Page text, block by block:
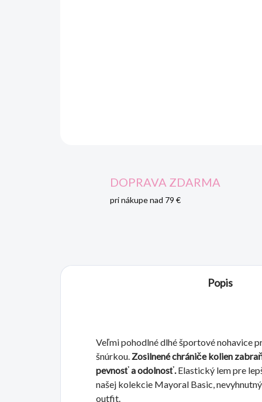
DOPRAVA ZDARMA
pri nákupe nad 79 €
Popis
Veľmi pohodlné dlhé športové nohavice
šnúrkou. Zosilnené chrániče kolien
pevnosť a odolnosť. Elastický lem pre
našej kolekcie Mayoral Basic,
outfit.